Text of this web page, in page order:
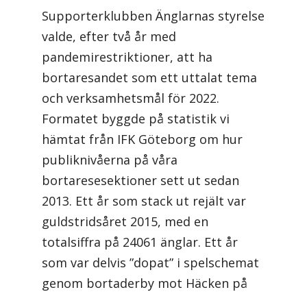
Supporterklubben Änglarnas styrelse
valde, efter två år med
pandemirestriktioner, att ha
bortaresandet som ett uttalat tema
och verksamhetsmål för 2022.
Formatet byggde på statistik vi
hämtat från IFK Göteborg om hur
publiknivåerna på våra
bortaresesektioner sett ut sedan
2013. Ett år som stack ut rejält var
guldstridsåret 2015, med en
totalsiffra på 24061 änglar. Ett år
som var delvis ”dopat” i spelschemat
genom bortaderby mot Häcken på